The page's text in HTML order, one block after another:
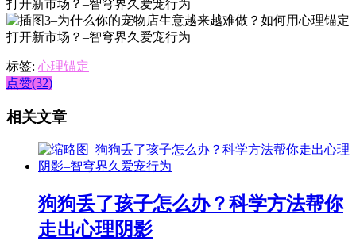
标签: 心理锚定
点赞(32)
相关文章
狗狗丢了孩子怎么办？科学方法帮你
走出心理阴影